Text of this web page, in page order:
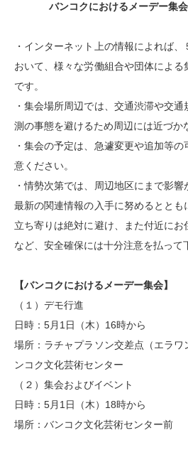
バンコクにおけるメーデー集
・インターネット上の情報によれば
おいて、様々な労働組合や団体によ
です。
・集会場所周辺では、交通渋滞や交
測の事態を避けるため周辺には近づか
・集会の予定は、急遽変更や追加等
意ください。
・情勢次第では、周辺地区にまで影響
最新の関連情報の入手に努めるとと
立ち寄りは絶対に避け、また付近にお
など、安全確保には十分注意を払って
【バンコクにおけるメーデー集会】
（１）デモ行進
日時：5月1日（木）16時から
場所：ラチャプラソン交差点（エラ
ンコク文化芸術センター
（２）集会およびイベント
日時：5月1日（木）18時から
場所：バンコク文化芸術センター前